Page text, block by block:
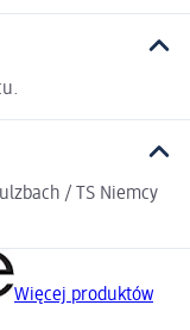
/ TS Niemcy
Więcej produktów